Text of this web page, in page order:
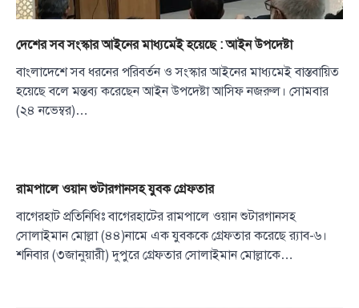
দেশের সব সংস্কার আইনের মাধ্যমেই হয়েছে : আইন উপদেষ্টা
বাংলাদেশে সব ধরনের পরিবর্তন ও সংস্কার আইনের মাধ্যমেই বাস্তবায়িত
হয়েছে বলে মন্তব্য করেছেন আইন উপদেষ্টা আসিফ নজরুল। সোমবার
(২৪ নভেম্বর)…
রামপালে ওয়ান শুটারগানসহ যুবক গ্রেফতার
বাগেরহাট প্রতিনিধিঃ বাগেরহাটের রামপালে ওয়ান শুটারগানসহ
সোলাইমান মোল্লা (৪৪)নামে এক যুবককে গ্রেফতার করেছে র‌্যাব-৬।
শনিবার (৩জানুয়ারী) দুপুরে গ্রেফতার সোলাইমান মোল্লাকে…